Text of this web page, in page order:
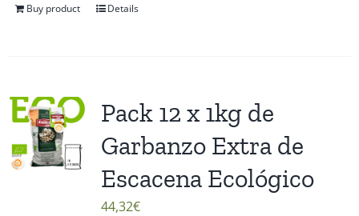
Buy product Details
Pack 12 x 1kg de
Garbanzo Extra de
Escacena Ecológico
44,32€